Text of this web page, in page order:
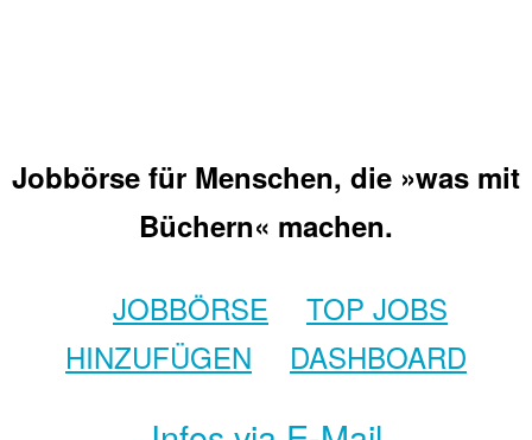
Jobbörse für Menschen, die »was mit
Büchern« machen.
JOBBÖRSE
TOP JOBS
HINZUFÜGEN
DASHBOARD